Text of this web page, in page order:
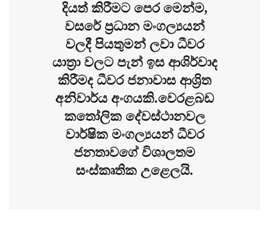
දියත් කිරීමට පෙර මෙන්ම,
වසරේ ප්‍රධාන මංගල්‍යයන්
වලදී පියතුමන් ලවා ධීවර
යාත්‍රා වලට පැන් ඉස ආශිර්වාද
කිරීමද ධීවර ජනාවාස ආශ්‍රිත
අනිවාර්ය අංගයකි.වෙරළබඩ
කතෝලික දේවස්ථානවල
වාර්ෂික මංගල්‍යයන් ධීවර
ජනතාවගේ විශාලතම
සංස්කෘතික උළෙලයි.